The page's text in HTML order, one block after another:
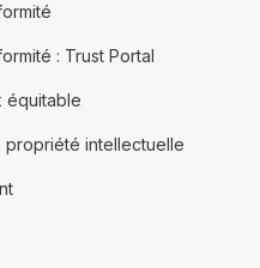
: Trust Portal
équitable
propriété intellectuelle